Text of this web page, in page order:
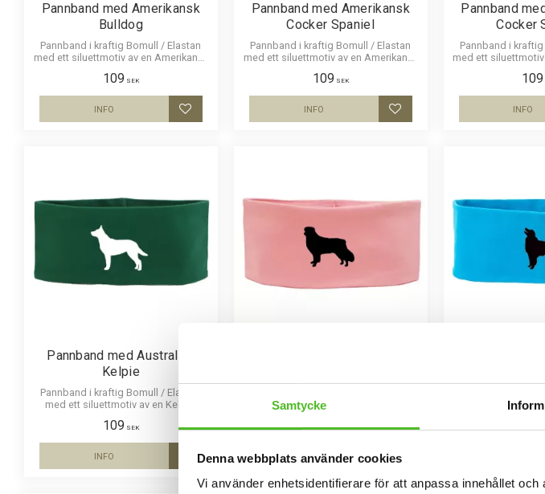
Samtycke
Denna webbplats använder cookies
Vi använder enhetsidentifierare för att anpassa innehållet
Pannband med Amerikansk
Bulldog
Pannband i kraftig Bomull / Elastan
med ett siluettmotiv av en Amerikansk
109 SEK
Lägg till i favoriter
INFO
Pannband med Amerikansk
Cocker Spaniel
Pannband i kraftig Bomull / Elastan
med ett siluettmotiv av en Amerikansk
109 SEK
Lägg till i favoriter
INFO
Pannband
Cocker
Pannband i
med ett siluettmotiv
109
INFO
Pannband med Australian
Kelpie
Pannband i kraftig Bomull / Elastan
med ett siluettmotiv av en Kelpie.
109 SEK
Lägg till i favoriter
INFO
med ett siluettmotiv av en Australian
109SEK
Lägg till i favoriter
INFO
med ett